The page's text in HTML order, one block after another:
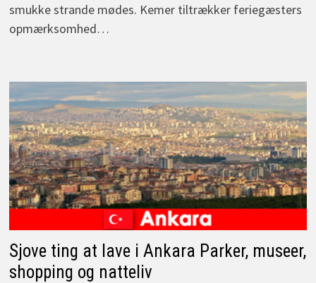
smukke strande mødes. Kemer tiltrækker feriegæsters
opmærksomhed…
Sjove ting at lave i Ankara Parker, museer,
shopping og natteliv